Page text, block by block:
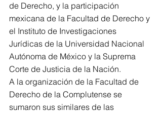
de Derecho, y la participación
mexicana de la Facultad de Derecho y
el Instituto de Investigaciones
Jurídicas de la Universidad Nacional
Autónoma de México y la Suprema
Corte de Justicia de la Nación.
A la organización de la Facultad de
Derecho de la Complutense se
sumaron sus similares de las